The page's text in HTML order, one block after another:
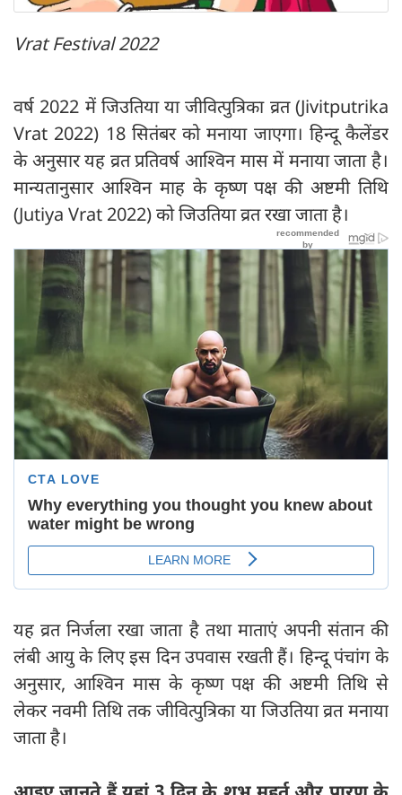
Vrat Festival 2022
वर्ष 2022 में जिउतिया या जीवित्पुत्रिका व्रत (Jivitputrika
Vrat 2022) 18 सितंबर को मनाया जाएगा। हिन्दू कैलेंडर
के अनुसार यह व्रत प्रतिवर्ष आश्विन मास में मनाया जाता है।
मान्यतानुसार आश्विन माह के कृष्ण पक्ष की अष्टमी तिथि
(Jutiya Vrat 2022) को जिउतिया व्रत रखा जाता है।
यह व्रत निर्जला रखा जाता है तथा माताएं अपनी संतान की
लंबी आयु के लिए इस दिन उपवास रखती हैं। हिन्दू पंचांग के
अनुसार, आश्विन मास के कृष्ण पक्ष की अष्टमी तिथि से
लेकर नवमी तिथि तक जीवित्पुत्रिका या जिउतिया व्रत मनाया
जाता है।